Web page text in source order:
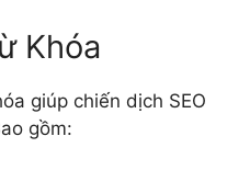
Khóa
giúp chiến dịch SEO
gồm: